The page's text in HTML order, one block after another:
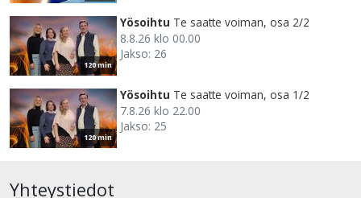
120 min
Yösoihtu Te saatte voiman, osa 2/2
8.8.26 klo 00.00
Jakso: 26
120 min
Yösoihtu Te saatte voiman, osa 1/2
7.8.26 klo 22.00
Jakso: 25
Yhteystiedot